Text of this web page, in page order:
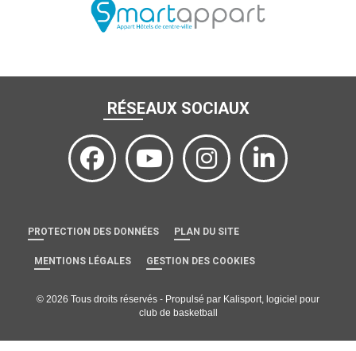
RÉSEAUX SOCIAUX
PROTECTION DES DONNÉES PLAN DU SITE
MENTIONS LÉGALES GESTION DES COOKIES
© 2026 Tous droits réservés - Propulsé par Kalisport, logiciel pour
club de basketball